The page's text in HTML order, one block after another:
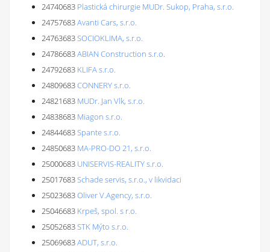
24740683 Plastická chirurgie MUDr. Sukop, Praha, s.r.o.
24757683Avanti Cars, s.r.o.
24763683SOCIOKLIMA, s.r.o.
24786683ABIAN Construction s.r.o.
24792683 KLIFA s.r.o.
24809683CONNERY s.r.o.
24821683 MUDr. Jan Vlk, s.r.o.
24838683 Miagon s.r.o.
24844683Spante s.r.o.
24850683 MA-PRO-DO 21, s.r.o.
25000683 UNISERVIS-REALITY s.r.o.
25017683Schade servis, s.r.o., v likvidaci
25023683Oliver V.Agency, s.r.o.
25046683 Krpeš, spol. s r.o.
25052683STK Mýto s.r.o.
25069683ADUT, s.r.o.